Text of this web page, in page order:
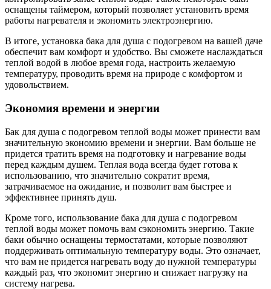
оснащены таймером, который позволяет установить время
работы нагревателя и экономить электроэнергию.
В итоге, установка бака для душа с подогревом на вашей даче
обеспечит вам комфорт и удобство. Вы сможете наслаждаться
теплой водой в любое время года, настроить желаемую
температуру, проводить время на природе с комфортом и
удовольствием.
Экономия времени и энергии
Бак для душа с подогревом теплой воды может принести вам
значительную экономию времени и энергии. Вам больше не
придется тратить время на подготовку и нагревание воды
перед каждым душем. Теплая вода всегда будет готова к
использованию, что значительно сократит время,
затрачиваемое на ожидание, и позволит вам быстрее и
эффективнее принять душ.
Кроме того, использование бака для душа с подогревом
теплой воды может помочь вам сэкономить энергию. Такие
баки обычно оснащены термостатами, которые позволяют
поддерживать оптимальную температуру воды. Это означает,
что вам не придется нагревать воду до нужной температуры
каждый раз, что экономит энергию и снижает нагрузку на
систему нагрева.